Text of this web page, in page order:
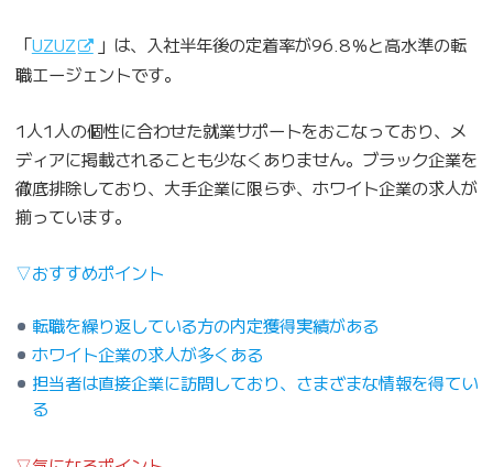
「UZUZ
」は、入社半年後の定着率が96.8％と高水準の転
職エージェントです。
1人1人の個性に合わせた就業サポートをおこなっており、メ
ディアに掲載されることも少なくありません。ブラック企業を
徹底排除しており、大手企業に限らず、ホワイト企業の求人が
揃っています。
▽おすすめポイント
転職を繰り返している方の内定獲得実績がある
ホワイト企業の求人が多くある
担当者は直接企業に訪問しており、さまざまな情報を得てい
る